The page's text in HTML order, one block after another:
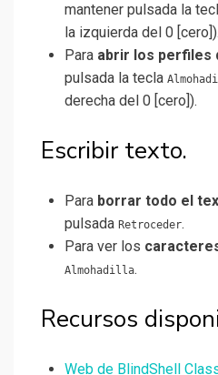
mantener pulsada la
la izquierda del 0 [cero]).
Para abrir los perfiles
pulsada la tecla
derecha del 0 [cero]).
Escribir texto.
Para borrar todo el
pulsada Retroceder.
Para ver los
Almohadilla.
Recursos
Web de BlindShell